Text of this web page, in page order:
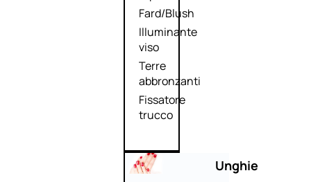
Fard/Blush
Illuminante
viso
Terre
abbronzanti
Fissatore
trucco
Unghie